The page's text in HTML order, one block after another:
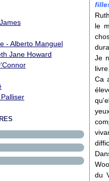
- Alberto Manguel
Jane Howard
le
Je
livre.
Ca
du